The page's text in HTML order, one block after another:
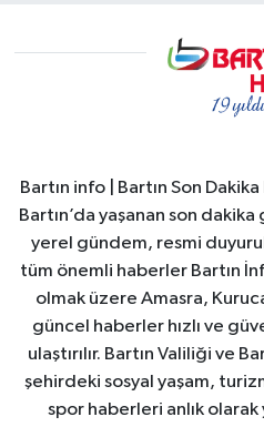
Bartın info | Bartın Son
Bartın’da yaşanan son
yerel gündem, resmi
tüm önemli haberler Bartın
olmak üzere Amasra,
güncel haberler hızlı ve
ulaştırılır. Bartın Valiliği ve
şehirdeki sosyal yaşam,
spor haberleri anlık olarak